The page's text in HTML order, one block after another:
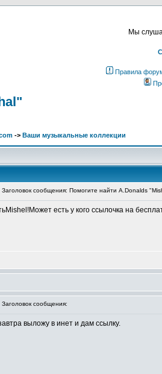
Мы
Правила
-> Ваши музыкальные коллекции
Заголовок сообщения: Помогите найти A.Donalds
есть у кого ссылочка на
Заголовок сообщения:
выложу в инет и дам ссылку.